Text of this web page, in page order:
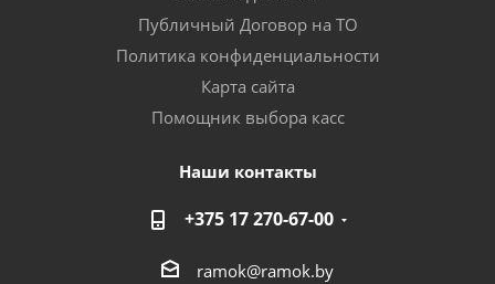
Публичный Договор на ТО
Политика конфиденциальности
Карта сайта
Помощник выбора касс
Наши контакты
+375 17 270-67-00
ramok@ramok.by